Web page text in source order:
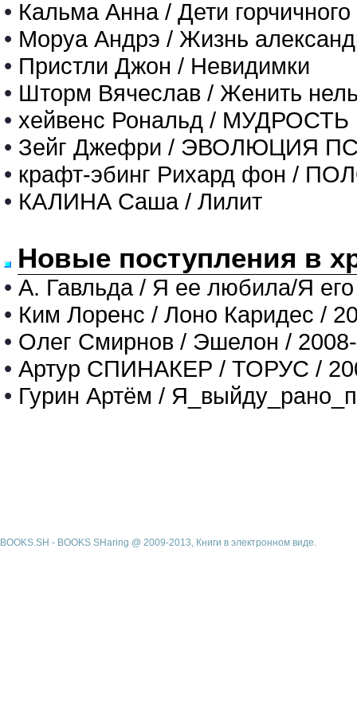
• Кальма Анна / Дети
• Моруа Андрэ / Жизнь
• Пристли Джон / Невидимки
• Шторм Вячеслав / Женить
• хейвенс Рональд /
• Зейг Джефри / ЭВОЛЮЦИЯ
• крафт-эбинг Рихард фон /
• КАЛИНА Саша / Лилит
Новые поступления в
• А. Гавльда / Я ее любила/Я
• Ким Лоренс / Лоно Каридес /
• Олег Смирнов / Эшелон /
• Артур СПИНАКЕР / ТОРУС /
• Гурин Артём /
BOOKS.SH - BOOKS SHaring @ 2009-2013, Книги в электронном виде.